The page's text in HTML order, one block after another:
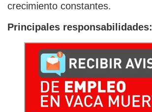
crecimiento constantes.
Principales responsabilidades: